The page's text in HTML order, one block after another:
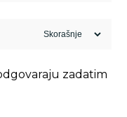
zadatim